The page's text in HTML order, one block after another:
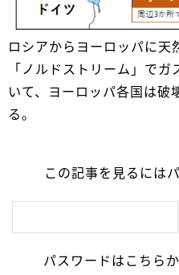
ロシアからヨーロッパに天
「ノルドストリーム」で
いて、ヨーロッパ各国は破
る。
この記事を見るには
パスワードはこちら